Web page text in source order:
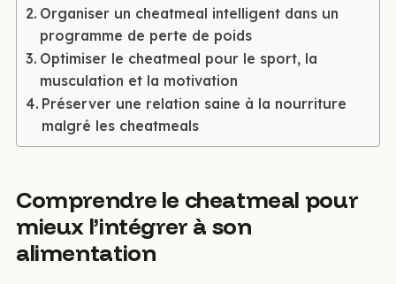
Organiser un cheatmeal intelligent dans un
programme de perte de poids
Optimiser le cheatmeal pour le sport, la
musculation et la motivation
Préserver une relation saine à la nourriture
malgré les cheatmeals
Comprendre le cheatmeal pour
mieux l’intégrer à son
alimentation